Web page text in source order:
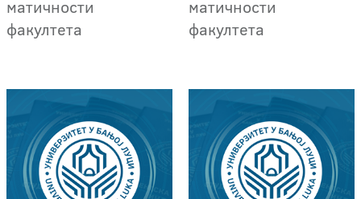
матичности
факултета
матичности
факултета